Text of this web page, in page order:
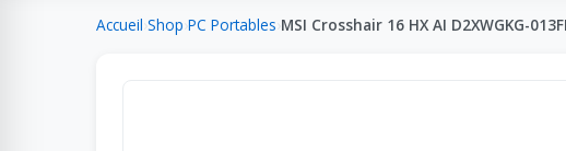
Accueil Shop PC Portables MSI Crosshair 16 HX AI D2XWGKG-